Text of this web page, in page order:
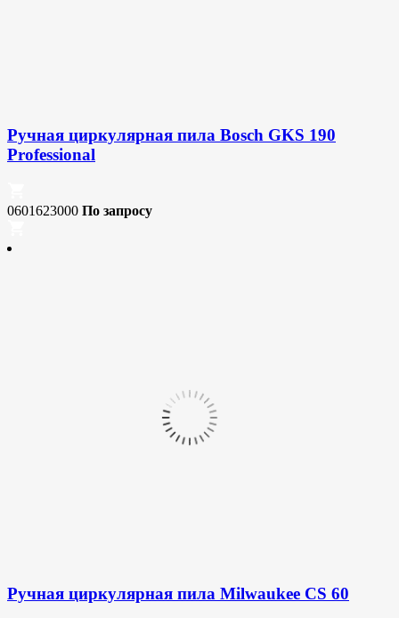
Ручная циркулярная пила Bosch GKS 190
Professional
0601623000 По запросу
Ручная циркулярная пила Milwaukee CS 60